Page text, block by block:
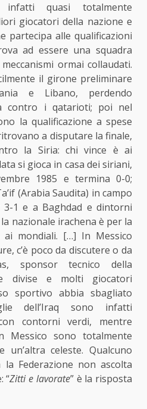
infatti quasi totalmente
giocatori della nazione e
partecipa alle qualificazioni
ad essere una squadra
ormai collaudati.
il girone preliminare
e Libano, perdendo
contro i qatarioti; poi nel
la qualificazione a spese
a disputare la finale,
la Siria: chi vince è ai
si gioca in casa dei siriani,
1985 e termina 0-0;
(Arabia Saudita) in campo
3-1 e a Baghdad e dintorni
nazionale irachena è per la
ai mondiali. […] In Messico
c’è poco da discutere o da
sponsor tecnico della
divise e molti giocatori
sportivo abbia sbagliato
dell’Iraq sono infatti
contorni verdi, mentre
Messico sono totalmente
celeste. Qualcuno
la Federazione non ascolta
“Zitti e lavorate” è la risposta